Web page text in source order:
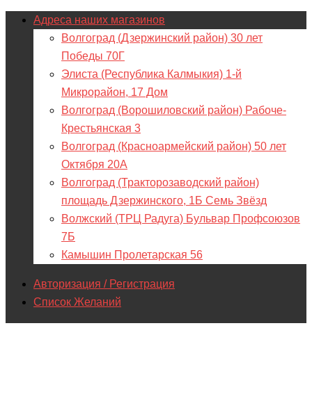
Адреса наших магазинов
Волгоград (Дзержинский район) 30 лет
Победы 70Г
Элиста (Республика Калмыкия) 1-й
Микрорайон, 17 Дом
Волгоград (Ворошиловский район) Рабоче-
Крестьянская 3
Волгоград (Красноармейский район) 50 лет
Октября 20А
Волгоград (Тракторозаводский район)
площадь Дзержинского, 1Б Семь Звёзд
Волжский (ТРЦ Радуга) Бульвар Профсоюзов
7Б
Камышин Пролетарская 56
Авторизация / Регистрация
Список Желаний